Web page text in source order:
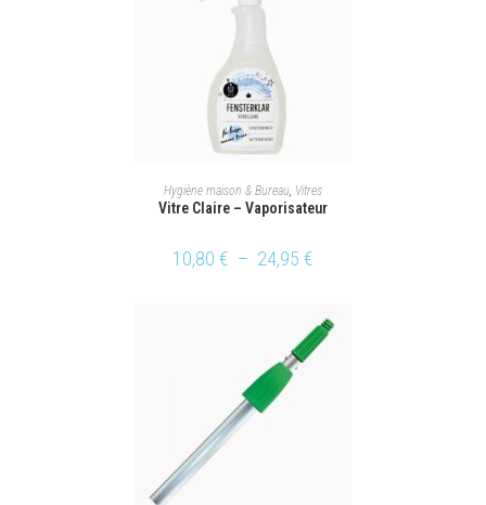
CHOIX DES OPTIONS
Hygiène maison & Bureau, Vitres
Vitre Claire – Vaporisateur
10,80 € – 24,95 €